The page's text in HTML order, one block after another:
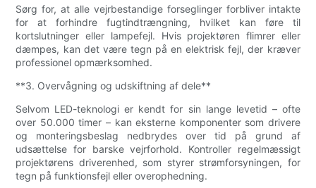
Sørg for, at alle vejrbestandige forseglinger forbliver intakte
for at forhindre fugtindtrængning, hvilket kan føre til
kortslutninger eller lampefejl. Hvis projektøren flimrer eller
dæmpes, kan det være tegn på en elektrisk fejl, der kræver
professionel opmærksomhed.
**3. Overvågning og udskiftning af dele**
Selvom LED-teknologi er kendt for sin lange levetid – ofte
over 50.000 timer – kan eksterne komponenter som drivere
og monteringsbeslag nedbrydes over tid på grund af
udsættelse for barske vejrforhold. Kontroller regelmæssigt
projektørens driverenhed, som styrer strømforsyningen, for
tegn på funktionsfejl eller overophedning.